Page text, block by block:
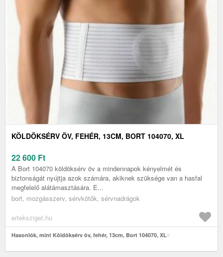
KÖLDÖKSÉRV ÖV, FEHÉR, 13CM, BORT 104070, XL
22 600 Ft
A Bort 104070 köldöksérv öv a mindennapok kényelmét és
biztonságát nyújtja azok számára, akiknek szüksége van a hasfal
megfelelő alátámasztására. E...
bort, mozgásszerv, sérvkötők, sérvnadrágok
erteksziget.hu
Hasonlók, mint Köldöksérv öv, fehér, 13cm, Bort 104070, XL